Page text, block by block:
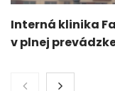
Interná klinika
v plnej